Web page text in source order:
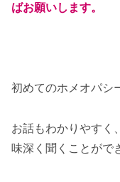
ばお願いします。
初めてのホメオパシ
お話もわかりやすく
味深く聞くことがで